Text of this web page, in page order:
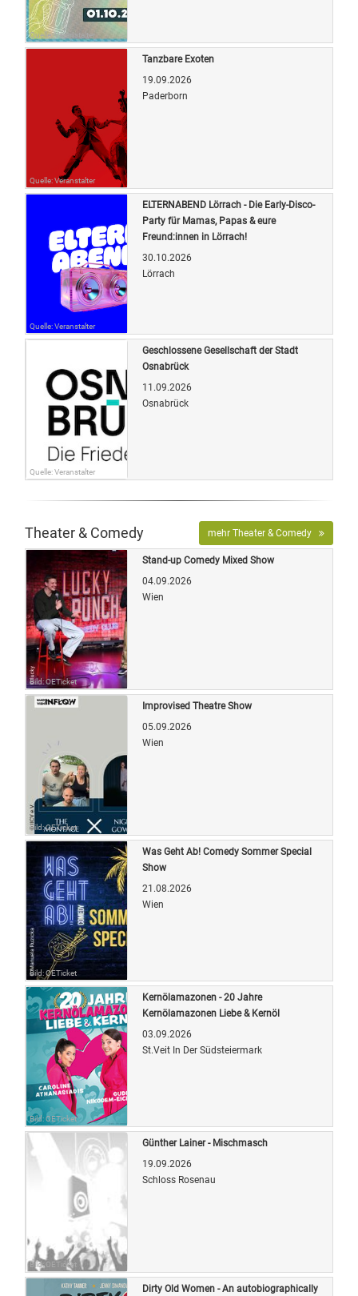
Quelle: Veranstalter
Quelle: Veranstalter
Tanzbare Exoten
19.09.2026
Paderborn
Quelle: Veranstalter
ELTERNABEND Lörrach - Die Early-Disco-
Party für Mamas, Papas & eure
Freund:innen in Lörrach!
30.10.2026
Lörrach
Quelle: Veranstalter
Geschlossene Gesellschaft der Stadt
Osnabrück
11.09.2026
Osnabrück
Theater & Comedy mehr Theater & Comedy
Bild: OETicket
Stand-up Comedy Mixed Show
04.09.2026
Wien
Bild: OETicket
Improvised Theatre Show
05.09.2026
Wien
Bild: OETicket
Was Geht Ab! Comedy Sommer Special
Show
21.08.2026
Wien
Bild: OETicket
Kernölamazonen - 20 Jahre
Kernölamazonen Liebe & Kernöl
03.09.2026
St.Veit In Der Südsteiermark
Bild: OETicket
Günther Lainer - Mischmasch
19.09.2026
Schloss Rosenau
Dirty Old Women - An autobiographically